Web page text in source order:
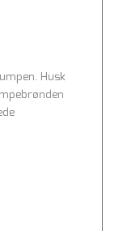
Husk